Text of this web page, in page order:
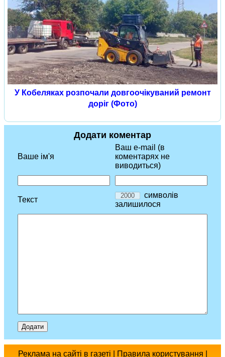
У Кобеляках розпочали довгоочікуваний ремонт
доріг (Фото)
Додати коментар
Ваше ім'я
Ваш e-mail (в
коментарях не
виводиться)
Текст
символів
залишилося
Реклама на сайті в газеті Правила користування